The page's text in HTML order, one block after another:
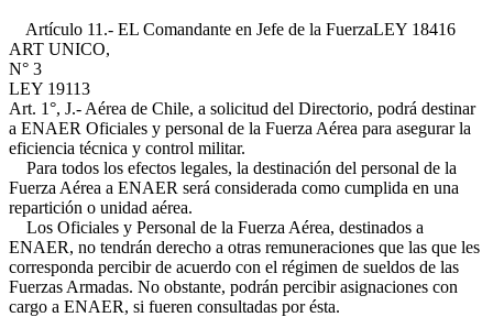
Artículo 11.- EL Comandante en Jefe de la FuerzaLEY 18416
ART UNICO,
N° 3
LEY 19113
Art. 1°, J.- Aérea de Chile, a solicitud del Directorio, podrá destinar
a ENAER Oficiales y personal de la Fuerza Aérea para asegurar la
eficiencia técnica y control militar.
Para todos los efectos legales, la destinación del personal de la
Fuerza Aérea a ENAER será considerada como cumplida en una
repartición o unidad aérea.
Los Oficiales y Personal de la Fuerza Aérea, destinados a
ENAER, no tendrán derecho a otras remuneraciones que las que les
corresponda percibir de acuerdo con el régimen de sueldos de las
Fuerzas Armadas. No obstante, podrán percibir asignaciones con
cargo a ENAER, si fueren consultadas por ésta.